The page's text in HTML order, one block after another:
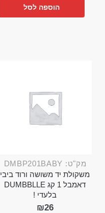
הוספה לסל
מק"ט: DMBP201BABY
משקולת יד משושה ורוד ביבי
דאמבל 1 קג DUMBBLLE
בלעדי !
₪26